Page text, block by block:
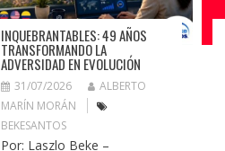
INQUEBRANTABLES: 49 AÑOS
TRANSFORMANDO LA
ADVERSIDAD EN EVOLUCIÓN
31/07/2026
ALBERTO
MARÍN MORÁN
BEKESANTOS
Por: Laszlo Beke –